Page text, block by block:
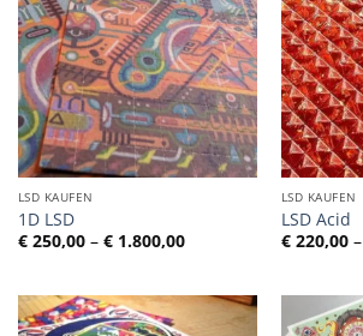
LSD KAUFEN
1D LSD
€250,00 – €1.800,00Preisspanne:
€ 250,00
LSD KAUFEN
LSD Acid
€220,00 –